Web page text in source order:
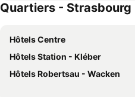
Le Grand Hôtel
Residence Inn by Marriott Strasbourg
K Hotel
ibis Strasbourg Centre Gare
Quartiers - Strasbourg
Hôtels Centre
Hôtels Station - Kléber
Hôtels Robertsau - Wacken